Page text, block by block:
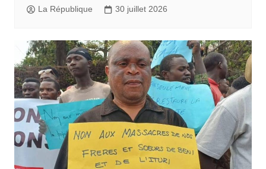
La République 30 juillet 2026